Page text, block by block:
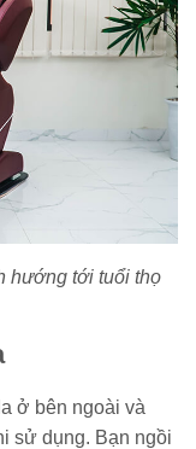
hướng tới tuổi thọ
ở bên ngoài và
sử dụng. Bạn ngồi